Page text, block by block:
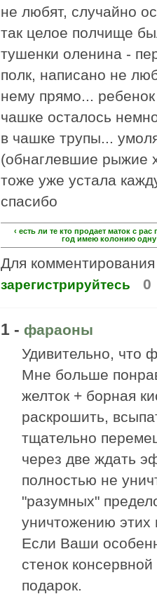
не любят, случайно
так целое полчище
тушенки оленина -
полк, написано не
нему прямо...
чашке осталось
в чашке трупы...
(обнаглевшие рыжие
тоже уже устала
спасибо
‹ есть ли те кто продает маток с
год имею колонию
Для
зарегистрируйтесь 0
1 - фараоны
Удивительно, что
Мне больше
желток + борная
раскрошить,
тщательно
через две ждать
полностью не
"разумных"
уничтожению этих
Если Ваши
стенок
подарок.